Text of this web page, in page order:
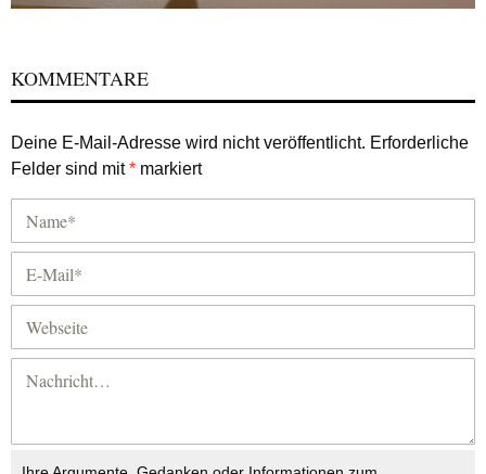
KOMMENTARE
Deine E-Mail-Adresse wird nicht veröffentlicht. Erforderliche
Felder sind mit* markiert